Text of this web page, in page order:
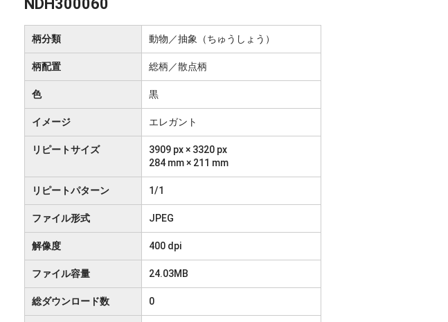
NDH300060
柄分類 動物／抽象（ちゅうしょう）
柄配置 総柄／散点柄
色 黒
イメージ エレガント
リピートサイズ
3909 px × 3320 px
284 mm × 211 mm
リピートパターン 1/1
ファイル形式 JPEG
解像度 400 dpi
ファイル容量 24.03MB
総ダウンロード数 0